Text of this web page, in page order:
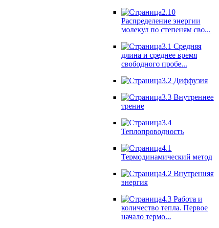
2.10
Распределение энергии
молекул по степеням сво...
3.1 Средняя
длина и среднее время
свободного пробе...
3.2 Диффузия
3.3 Внутреннее
трение
3.4
Теплопроводность
4.1
Термодинамический метод
4.2 Внутренняя
энергия
4.3 Работа и
количество тепла. Первое
начало термо...